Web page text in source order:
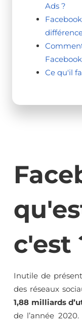
Ads ?
Ce qu'il
c'est
Inutile de
des réseaux
1,88 milliards
de l’année